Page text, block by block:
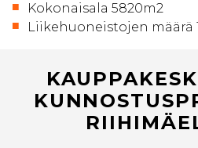
Kokonaisala 5820m2
Liikehuoneistojen määrä